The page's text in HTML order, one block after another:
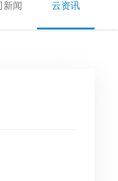
新闻 云资讯